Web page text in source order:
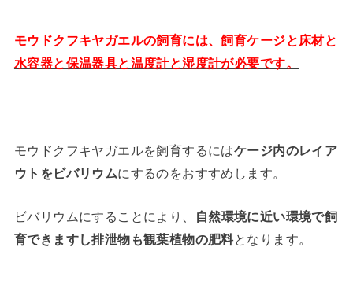
モウドクフキヤガエルの飼育には、飼育ケージと床材と
水容器と保温器具と温度計と湿度計が必要です。
モウドクフキヤガエルを飼育するにはケージ内のレイア
ウトをビバリウムにするのをおすすめします。
ビバリウムにすることにより、
自然環境に近い環境で飼
育できますし排泄物も観葉植物の肥料となります。